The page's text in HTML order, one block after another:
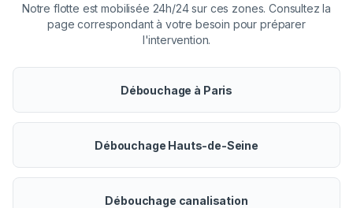
Notre flotte est mobilisée 24h/24 sur ces zones. Consultez la
page correspondant à votre besoin pour préparer
l'intervention.
Débouchage à Paris
Débouchage Hauts-de-Seine
Débouchage canalisation